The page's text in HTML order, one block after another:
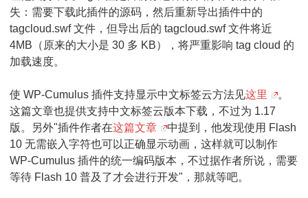
失：需要下载此插件的源码，然后重新导出插件中的
tagcloud.swf 文件，但导出后的 tagcloud.swf 文件将近
4MB（原来的大小是 30 多 KB），将严重影响 tag cloud 的
加载速度。
使 WP-Cumulus 插件支持显示中文标签云方法见这里
。
这篇文章也提供支持中文标签云版本下载，不过为 1.17
版。另外"插件作者在这篇文章
中提到，他发现使用 Flash
10 无需嵌入字符也可以正确显示动画，这样就可以制作
WP-Cumulus 插件的统一编码版本，不过据作者所说，需要
等待 Flash 10 普及了才会进行开发"，那就等吧。